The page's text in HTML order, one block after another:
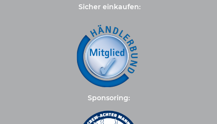
Sicher einkaufen:
Sponsoring: